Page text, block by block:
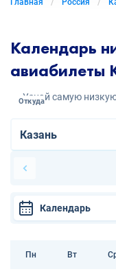
Главная Россия
Календарь
авиабилеты
Узнай самую
Откуда
Календарь
Пн Вт